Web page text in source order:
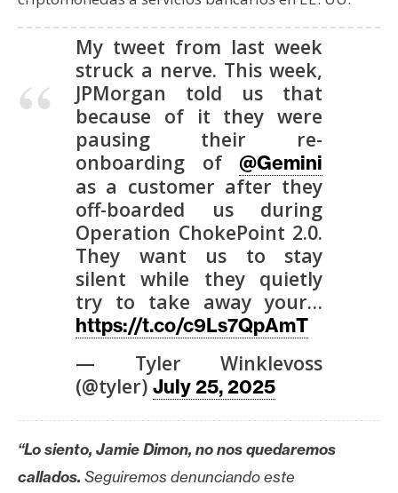
My tweet from last week
struck a nerve. This week,
JPMorgan told us that
because of it they were
pausing their re-
onboarding of @Gemini
as a customer after they
off-boarded us during
Operation ChokePoint 2.0.
They want us to stay
silent while they quietly
try to take away your…
https://t.co/c9Ls7QpAmT
— Tyler Winklevoss
(@tyler) July 25, 2025
“Lo siento, Jamie Dimon, no nos quedaremos
callados. Seguiremos denunciando este